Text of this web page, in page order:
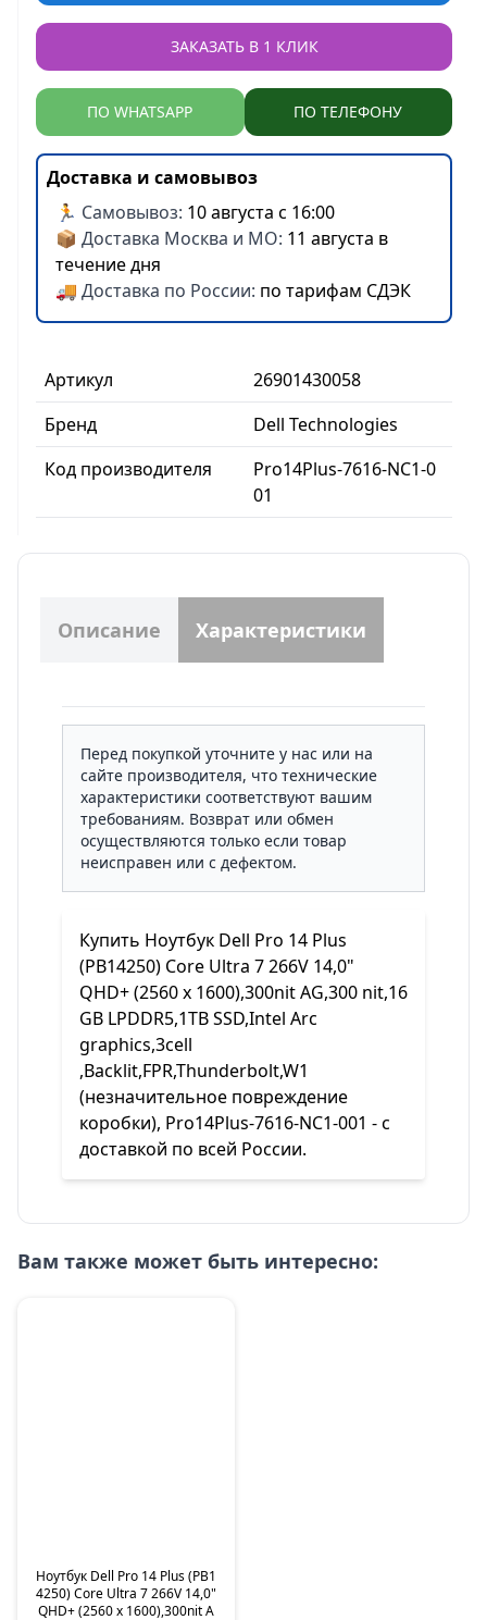
Артикул
26901430058
Бренд
Dell Technologies
Код производителя
Pro14Plus-7616-NC1-0
01
ЗАКАЗАТЬ В 1 КЛИК
ПО WHATSAPP ПО ТЕЛЕФОНУ
Доставка и самовывоз
🏃 Самовывоз: 10 августа с 16:00
📦 Доставка Москва и МО: 11 августа в
течение дня
🚚 Доставка по России: по тарифам СДЭК
Описание Характеристики
Перед покупкой уточните у нас или на
сайте производителя, что технические
характеристики соответствуют вашим
требованиям. Возврат или обмен
осуществляются только если товар
неисправен или с дефектом.
Купить Ноутбук Dell Pro 14 Plus
(PB14250) Core Ultra 7 266V 14,0"
QHD+ (2560 x 1600),300nit AG,300 nit,16
GB LPDDR5,1TB SSD,Intel Arc
graphics,3cell
,Backlit,FPR,Thunderbolt,W1
(незначительное повреждение
коробки), Pro14Plus-7616-NC1-001 - с
доставкой по всей России.
Вам также может быть интересно:
Ноутбук Dell Pro 14 Plus (PB1
4250) Core Ultra 7 266V 14,0"
QHD+ (2560 x 1600),300nit A